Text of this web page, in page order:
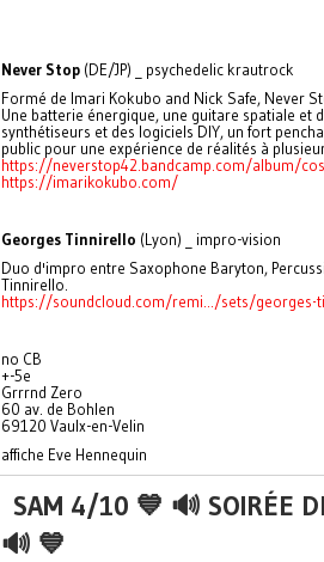
Never Stop (DE/JP) _ psychedelic krautrock
Formé de Imari Kokubo and Nick Safe, Never
Une batterie énergique, une guitare spatiale et
synthétiseurs et des logiciels DIY, un fort
public pour une expérience de réalités à
https://neverstop42.bandcamp.com/album/
https://imarikokubo.com/
Georges Tinnirello (Lyon) _ impro-vision
Duo d'impro entre Saxophone Baryton,
Tinnirello.
https://soundcloud.com/remi.../sets/georges-
no CB
+-5e
Grrrnd Zero
60 av. de Bohlen
69120 Vaulx-en-Velin
affiche Eve Hennequin
SAM 4/10 💙 🔊 SOIRÉE
🔊 💙